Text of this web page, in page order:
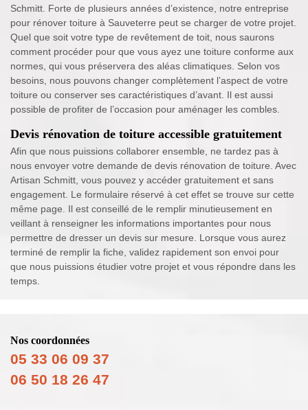
Schmitt. Forte de plusieurs années d’existence, notre entreprise
pour rénover toiture à Sauveterre peut se charger de votre projet.
Quel que soit votre type de revêtement de toit, nous saurons
comment procéder pour que vous ayez une toiture conforme aux
normes, qui vous préservera des aléas climatiques. Selon vos
besoins, nous pouvons changer complètement l’aspect de votre
toiture ou conserver ses caractéristiques d’avant. Il est aussi
possible de profiter de l’occasion pour aménager les combles.
Devis rénovation de toiture accessible gratuitement
Afin que nous puissions collaborer ensemble, ne tardez pas à
nous envoyer votre demande de devis rénovation de toiture. Avec
Artisan Schmitt, vous pouvez y accéder gratuitement et sans
engagement. Le formulaire réservé à cet effet se trouve sur cette
même page. Il est conseillé de le remplir minutieusement en
veillant à renseigner les informations importantes pour nous
permettre de dresser un devis sur mesure. Lorsque vous aurez
terminé de remplir la fiche, validez rapidement son envoi pour
que nous puissions étudier votre projet et vous répondre dans les
temps.
Nos coordonnées
05 33 06 09 37
06 50 18 26 47